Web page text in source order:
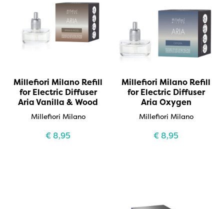
Millefiori Milano Refill
for Electric Diffuser
Aria Vanilla & Wood
Millefiori Milano
€8,95
Millefiori Milano Refill
for Electric Diffuser
Aria Oxygen
Millefiori Milano
€8,95